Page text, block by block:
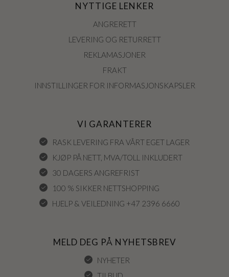
NYTTIGE LENKER
ANGRERETT
LEVERING OG RETURRETT
REKLAMASJONER
FRAKT
INNSTILLINGER FOR INFORMASJONSKAPSLER
VI GARANTERER
RASK LEVERING FRA VÅRT EGET LAGER
KJØP PÅ NETT, MVA/TOLL INKLUDERT
30 DAGERS ANGREFRIST
100 % SIKKER NETTSHOPPING
HJELP & VEILEDNING +47 2396 6660
MELD DEG PÅ NYHETSBREV
NYHETER